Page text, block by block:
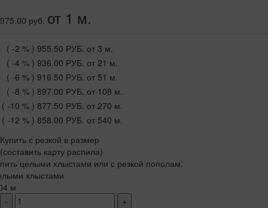
975.00 руб. от 1 м.
( -2 % ) 955.50 РУБ. от 3 м.
( -4 % ) 936.00 РУБ. от 21 м.
( -6 % ) 916.50 РУБ. от 51 м.
( -8 % ) 897.00 РУБ. от 108 м.
( -10 % ) 877.50 РУБ. от 270 м.
( -12 % ) 858.00 РУБ. от 540 м.
Купить с резкой в размер
(составить карту распила)
целыми хлыстами или с резкой пополам:
хлыстами
м
-
+